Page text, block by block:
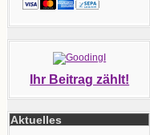
Ihr Beitrag zählt!
Aktuelles